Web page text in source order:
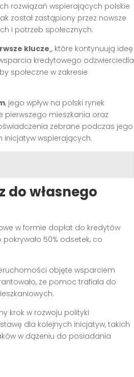
rozwiązań wspierających polskie
został zastąpiony przez nowsze
i potrzeb społecznych.
klucze„, które kontynuują ideę
kredytowego odzwierciedla
społeczne w zakresie
, jego wpływ na polski rynek
pierwszego mieszkania oraz
zebrane podczas jego
inicjatyw wspierających.
do własnego
w formie dopłat do kredytów
50% odsetek, co
objęte wsparciem
że pomoc trafiała do
krok w rozwoju polityki
dla kolejnych inicjatyw, takich
w dążeniu do posiadania